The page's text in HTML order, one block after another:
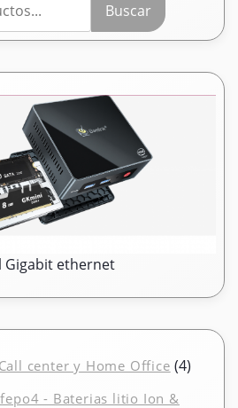
Buscar
Gigabit ethernet
center y Home Office 44
- Baterias litio Ion &